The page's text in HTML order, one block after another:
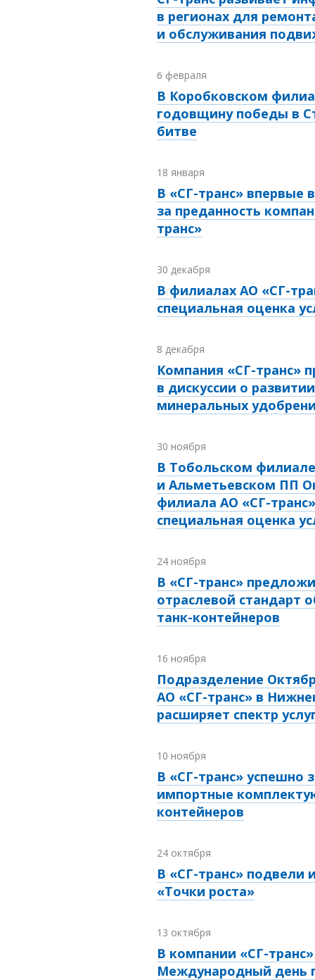
в регионах для
и обслуживания
6 февраля
В Коробковском
годовщину победы в
битве
18 января
В «СГ-транс» впервые
за преданность
транс»
30 декабря
В филиалах АО «СГ-
специальная оценка
8 декабря
Компания «СГ-транс»
в дискуссии о
минеральных
30 ноября
В Тобольском филиале
и Альметьевском ПП
филиала АО «СГ-
специальная оценка
24 ноября
В «СГ-транс»
отраслевой стандарт
танк-контейнеров
16 ноября
Подразделение
АО «СГ-транс» в
расширяет спектр
10 ноября
В «СГ-транс» успешно
импортные
контейнеров
24 октября
В «СГ-транс» подвели
«Точки роста»
13 октября
В компании «СГ-
Международный день